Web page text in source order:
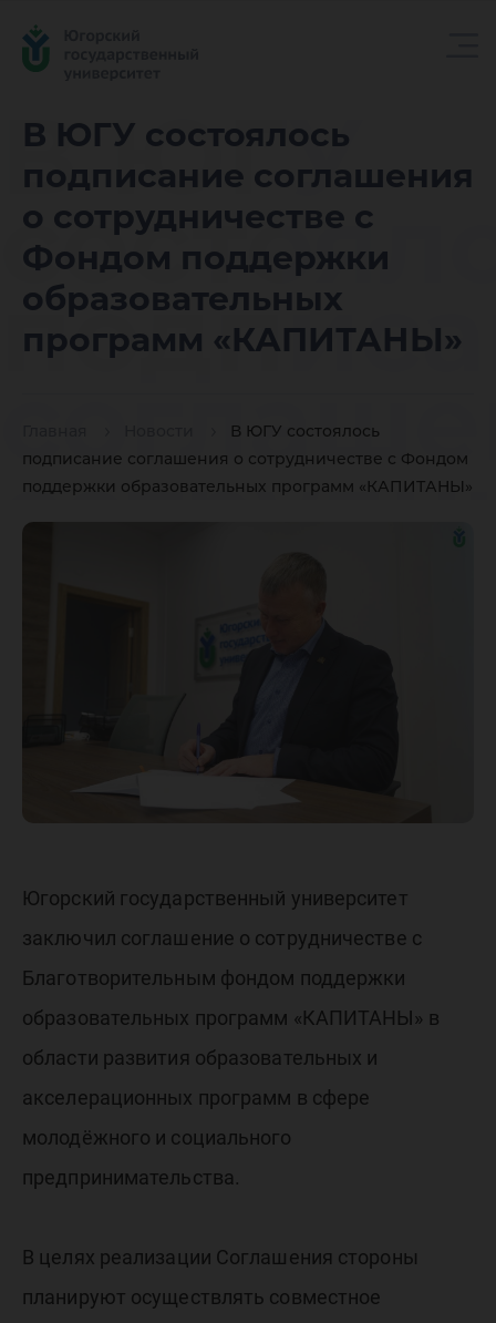
В ЮГУ состоялось
подписание соглашения
о сотрудничестве с
Фондом поддержки
образовательных
программ «КАПИТАНЫ»
В ЮГУ состоялось
подписание соглашения о сотрудничестве с Фондом
поддержки образовательных программ «КАПИТАНЫ»
В ЮГУ
с
Югорский государственный университет
заключил соглашение о сотрудничестве с
Благотворительным фондом поддержки
образовательных программ «КАПИТАНЫ» в
области развития образовательных и
акселерационных программ в сфере
молодёжного и социального
предпринимательства.
В целях реализации Соглашения стороны
планируют осуществлять совместное